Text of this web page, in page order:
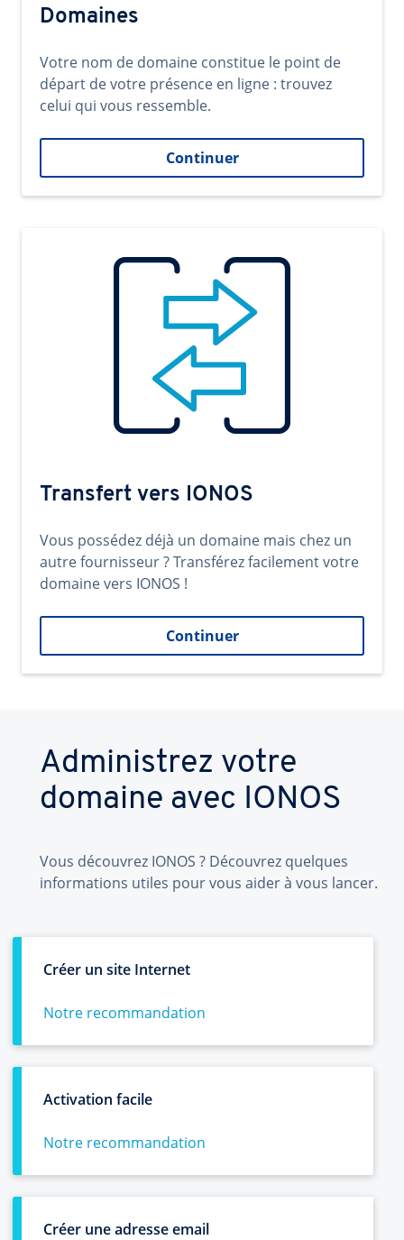
Domaines
Votre nom de domaine constitue le point de
départ de votre présence en ligne : trouvez
celui qui vous ressemble.
Continuer
Transfert vers IONOS
Vous possédez déjà un domaine mais chez un
autre fournisseur ? Transférez facilement votre
domaine vers IONOS !
Continuer
Administrez votre
domaine avec IONOS
Vous découvrez IONOS ? Découvrez quelques
informations utiles pour vous aider à vous lancer.
Créer un site Internet
Notre recommandation
Activation facile
Notre recommandation
Créer une adresse email